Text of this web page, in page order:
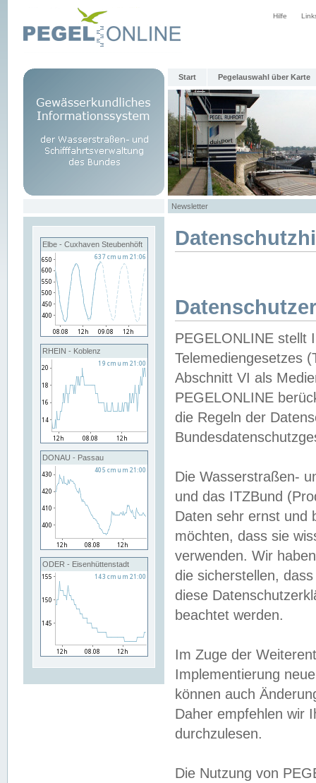
Hilfe
Start Pegelauswahl über Karte
Newsletter
Elbe - Cuxhaven Steubenhöft
RHEIN - Koblenz
DONAU - Passau
ODER - Eisenhüttenstadt
PEGELONLINE stellt
Telemediengesetzes
Abschnitt VI als
PEGELONLINE
die Regeln der
Die Wasserstraßen-
und das ITZBund
Daten sehr ernst und
möchten, dass sie
verwenden. Wir
die sicherstellen,
diese
beachtet werden.
Im Zuge der
Implementierung
können auch
Daher empfehlen wir
durchzulesen.
Die Nutzung von